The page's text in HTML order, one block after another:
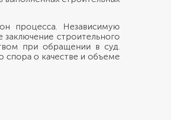
процесса. Независимую
заключение строительного
при обращении в суд.
спора о качестве и объеме